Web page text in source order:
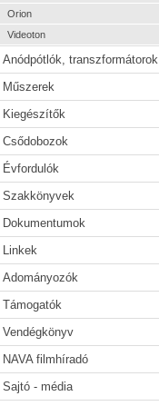
Orion
Videoton
Anódpótlók, transzformátorok
Műszerek
Kiegészítők
Csődobozok
Évfordulók
Szakkönyvek
Dokumentumok
Linkek
Adományozók
Támogatók
Vendégkönyv
NAVA filmhíradó
Sajtó - média